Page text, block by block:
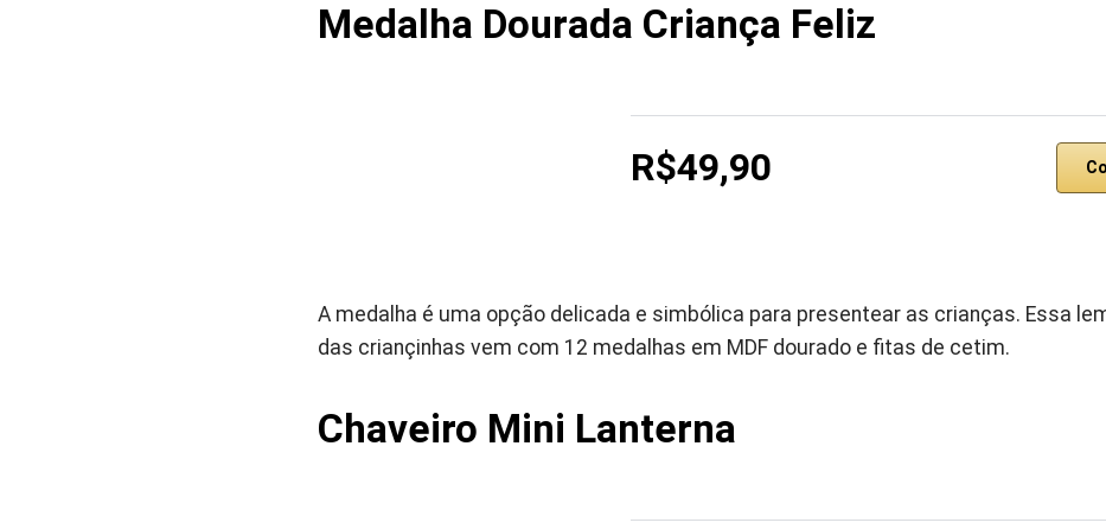
Medalha Dourada Criança Feliz
R$49,90
A medalha é uma opção delicada e simbólica para presentear as crianças. Essa
das criançinhas vem com 12 medalhas em MDF dourado e fitas de cetim.
Chaveiro Mini Lanterna